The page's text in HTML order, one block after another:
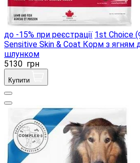
до -15% при реєстрації 1st Choice
Sensitive Skin & Coat Корм ​​з ягням
шлунком
5130 грн
Купити